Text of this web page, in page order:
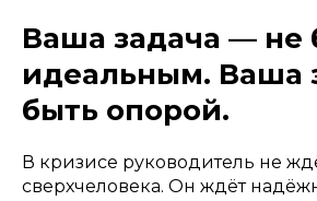
Ваша задача — не
идеальным. Ваша
быть опорой.
В кризисе руководитель не
сверхчеловека. Он ждёт